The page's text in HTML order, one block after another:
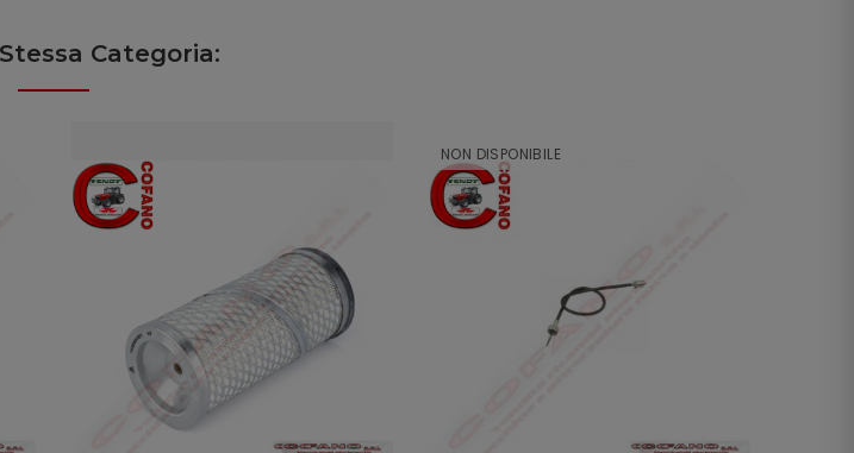
Categoria:
NON DISPONIBILE